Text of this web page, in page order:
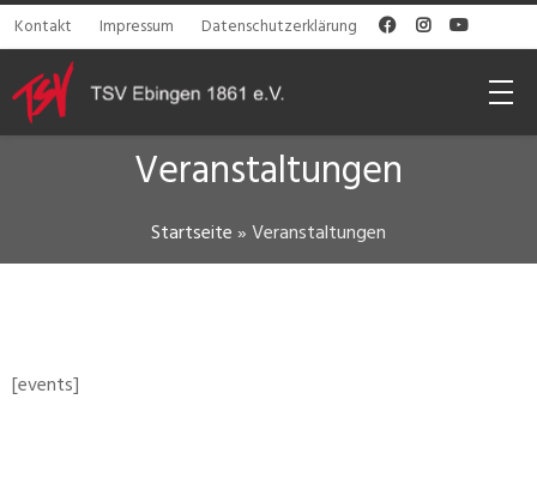
Kontakt Impressum Datenschutzerklärung   
Veranstaltungen
Startseite »Veranstaltungen
[events]